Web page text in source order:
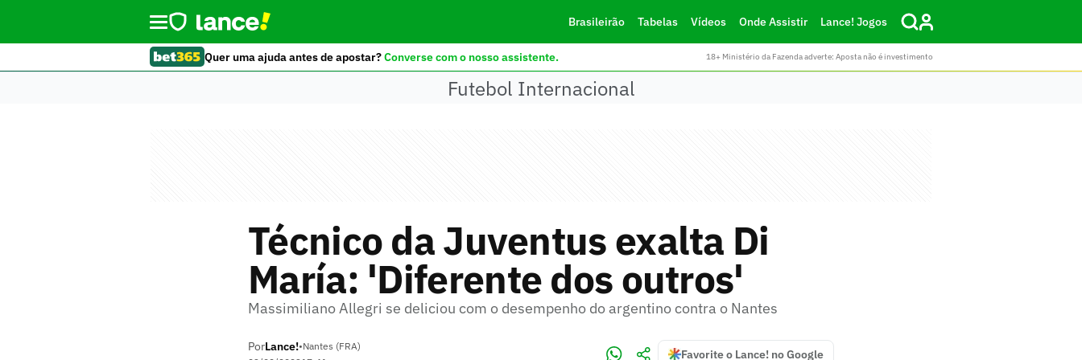
Brasileirão Tabelas Vídeos Onde Assistir Lance! Jogos
Quer uma ajuda antes de apostar?Converse com o nosso assistente. 18+ Ministério da Fazenda adverte: Aposta não é investimento
Futebol Internacional
Técnico da Juventus exalta Di
María: 'Diferente dos outros'
Massimiliano Allegri se deliciou com o desempenho do argentino contra o Nantes
PorLance!•Nantes (FRA)
Favorite o Lance! no Google